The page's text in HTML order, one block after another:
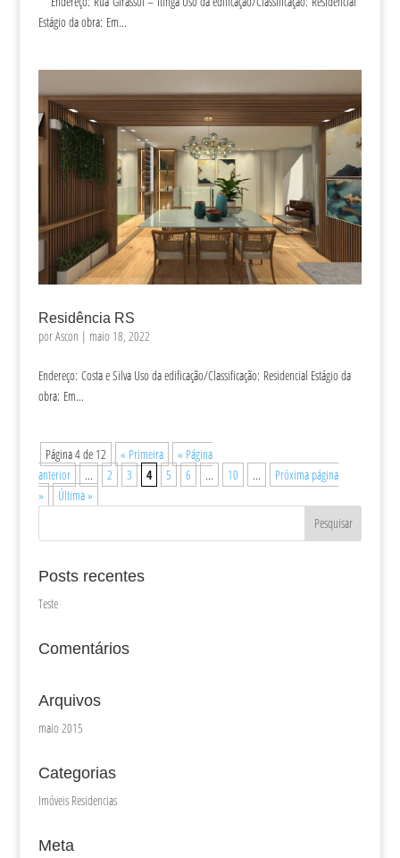
Estágio da obra: Em...
Residência RS
porAscon | maio 18, 2022
Endereço: Costa e Silva Uso da edificação/Classificação: Residencial Estágio da
obra: Em...
Página 4 de 12 « Primeira
« Página
anterior
... 2 3 4 5 6 ... 10 ...
Próxima página
»
Última »
Posts recentes
Teste
Comentários
Arquivos
maio 2015
Categorias
Imóveis Residencias
Meta